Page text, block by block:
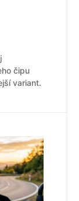
čipu
variant.